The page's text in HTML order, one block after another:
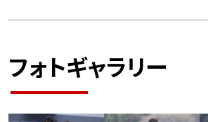
フォトギャラリー